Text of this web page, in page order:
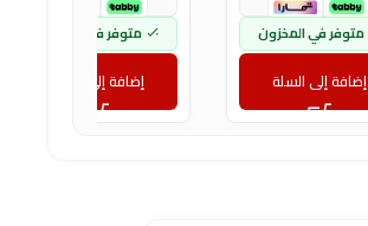
متوفر في المخزون
إضافة إلى السلة
متوفر في المخزون
إضافة إلى السلة